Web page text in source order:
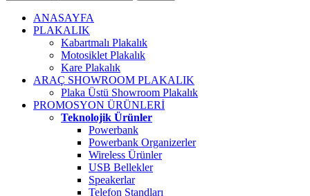
ANASAYFA
PLAKALIK
Kabartmalı Plakalık
Motosiklet Plakalık
Kare Plakalık
ARAÇ SHOWROOM PLAKALIK
Plaka Üstü Showroom Plakalık
PROMOSYON ÜRÜNLERİ
Teknolojik Ürünler
Powerbank
Powerbank Organizerler
Wireless Ürünler
USB Bellekler
Speakerlar
Telefon Standları